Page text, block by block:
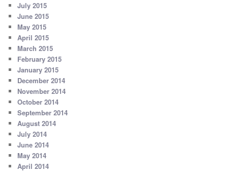
July 2015
June 2015
May 2015
April 2015
March 2015
February 2015
January 2015
December 2014
November 2014
October 2014
September 2014
August 2014
July 2014
June 2014
May 2014
April 2014